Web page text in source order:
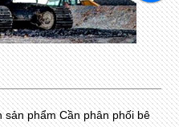
sản phẩm Cần phân phối bê